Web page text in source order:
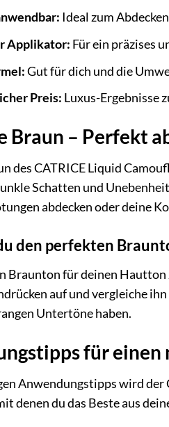
Ideal zum
Applikator: Für ein präzises
Gut für dich und die
Preis: Luxus-Ergebnisse
Braun – Perfekt
des CATRICE Liquid
Schatten und
abdecken oder deine
den perfekten
Braunton für deinen Hautton
auf und vergleiche
Untertöne haben.
für einen
Anwendungstipps wird der
denen du das Beste aus